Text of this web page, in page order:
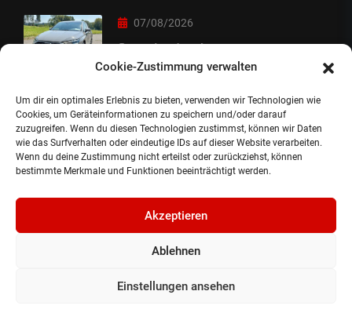
Cookie-Zustimmung verwalten
Um dir ein optimales Erlebnis zu bieten, verwenden wir Technologien wie
Cookies, um Geräteinformationen zu speichern und/oder darauf
zuzugreifen. Wenn du diesen Technologien zustimmst, können wir Daten
wie das Surfverhalten oder eindeutige IDs auf dieser Website verarbeiten.
Wenn du deine Zustimmung nicht erteilst oder zurückziehst, können
bestimmte Merkmale und Funktionen beeinträchtigt werden.
Akzeptieren
Ablehnen
Einstellungen ansehen
07/08/2026
Sorry Leute :-)
06/08/2026
Auslieferung
©2024, Gepflanzt Jung- und SportwagenhandelsgmbH.